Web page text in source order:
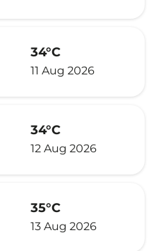
34°C
11 Aug 2026
34°C
12 Aug 2026
35°C
13 Aug 2026